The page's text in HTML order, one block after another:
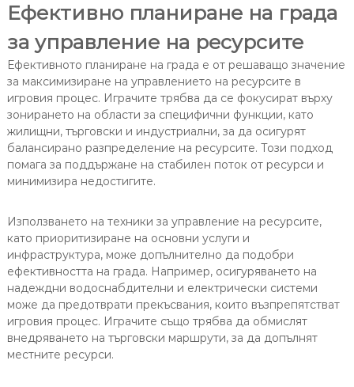
Ефективно планиране на града
за управление на ресурсите
Ефективното планиране на града е от решаващо значение
за максимизиране на управлението на ресурсите в
игровия процес. Играчите трябва да се фокусират върху
зонирането на области за специфични функции, като
жилищни, търговски и индустриални, за да осигурят
балансирано разпределение на ресурсите. Този подход
помага за поддържане на стабилен поток от ресурси и
минимизира недостигите.
Използването на техники за управление на ресурсите,
като приоритизиране на основни услуги и
инфраструктура, може допълнително да подобри
ефективността на града. Например, осигуряването на
надеждни водоснабдителни и електрически системи
може да предотврати прекъсвания, които възпрепятстват
игровия процес. Играчите също трябва да обмислят
внедряването на търговски маршрути, за да допълнят
местните ресурси.